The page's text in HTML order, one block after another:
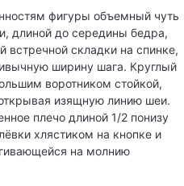
фигуры объемный чуть
длиной до середины бедра,
встречной складки на спинке,
ширину шага. Круглый
воротником стойкой,
изящную линию шеи.
плечо длиной 1/2 понизу
хлястиком на кнопке и
на молнию